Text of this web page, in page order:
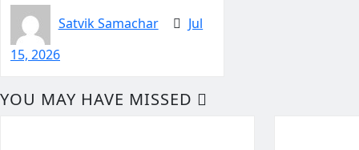
Satvik Samachar
Jul
15, 2026
YOU MAY HAVE MISSED